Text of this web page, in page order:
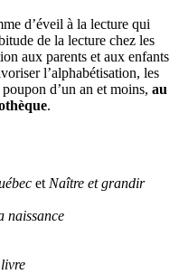
d’éveil à la lecture qui
de la lecture chez les
aux parents et aux enfants
l’alphabétisation, les
poupon d’un an et moins, au
.
et Naître et grandir
naissance